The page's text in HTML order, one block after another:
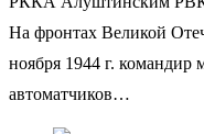
На фронтах Великой
ноября 1944 г. командир
автоматчиков…